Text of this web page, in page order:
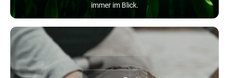
immer im Blick.